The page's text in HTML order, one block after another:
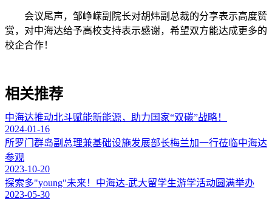
会议尾声，邹峥嵘副院长对胡炜副总裁的分享表示高度赞
赏，对中海达给予高校支持表示感谢，希望双方能达成更多的
校企合作！
相关推荐
中海达推动北斗赋能新能源，助力国家“双碳”战略！
2024-01-16
所罗门群岛副总理兼基础设施发展部长梅兰加一行莅临中海达
参观
2023-10-20
探索多"young"未来！中海达-武大留学生游学活动圆满举办
2023-05-30